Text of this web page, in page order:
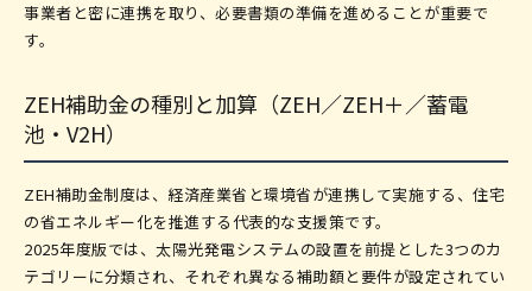
事業者と密に連携を取り、必要書類の準備を進めることが重要で
す。
ZEH補助金の種別と加算（ZEH／ZEH＋／蓄電
池・V2H）
ZEH補助金制度は、経済産業省と環境省が連携して実施する、住宅
の省エネルギー化を推進する代表的な支援策です。
2025年度版では、太陽光発電システムの設置を前提とした3つのカ
テゴリーに分類され、それぞれ異なる補助額と要件が設定されてい